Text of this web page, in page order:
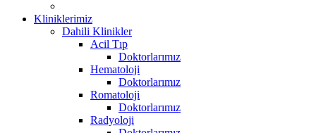
Kliniklerimiz
Dahili Klinikler
Acil Tıp
Doktorlarımız
Hematoloji
Doktorlarımız
Romatoloji
Doktorlarımız
Radyoloji